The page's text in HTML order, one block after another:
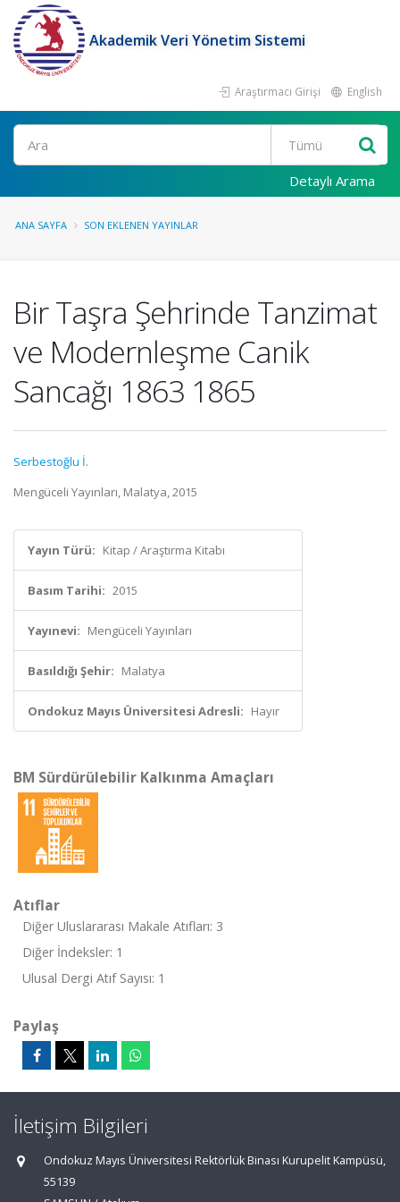
Akademik Veri Yönetim Sistemi
Araştırmacı Girişi English
Ara
Detaylı Arama
ANA SAYFA SON EKLENEN YAYINLAR
Bir Taşra Şehrinde Tanzimat
ve Modernleşme Canik
Sancağı 1863 1865
Serbestoğlu İ.
Mengüceli Yayınları, Malatya, 2015
Yayın Türü: Kitap / Araştırma Kitabı
Basım Tarihi: 2015
Yayınevi: Mengüceli Yayınları
Basıldığı Şehir: Malatya
Ondokuz Mayıs Üniversitesi Adresli: Hayır
BM Sürdürülebilir Kalkınma Amaçları
Atıflar
Diğer Uluslararası Makale Atıfları: 3
Diğer İndeksler: 1
Ulusal Dergi Atıf Sayısı: 1
Paylaş
İletişim Bilgileri
Ondokuz Mayıs Üniversitesi Rektörlük Binası Kurupelit Kampüsü,
55139